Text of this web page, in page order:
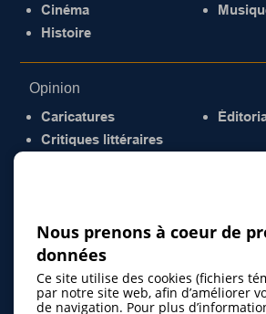
Cinéma
Histoire
Opinion
Caricatures
Critiques littéraires
Nous prenons à coeur de
données
Ce site utilise des cookies (fichiers
par notre site web, afin d’améliorer
de navigation. Pour plus